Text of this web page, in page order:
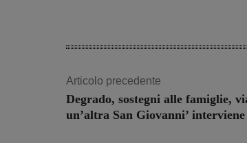
Articolo precedente
Degrado, sostegni alle famiglie,
un’altra San Giovanni’